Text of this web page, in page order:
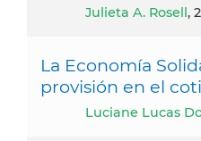
Julieta A. Rosell,
La Economía
provisión en el
Luciane Lucas